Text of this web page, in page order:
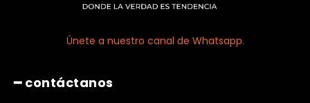
Únete a nuestro canal de Whatsapp.
━ contáctanos